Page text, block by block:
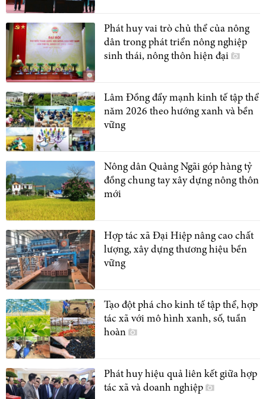
Phát huy vai trò chủ thể của nông
dân trong phát triển nông nghiệp
sinh thái, nông thôn hiện đại
Lâm Đồng đẩy mạnh kinh tế tập thể
năm 2026 theo hướng xanh và bền
vững
Nông dân Quảng Ngãi góp hàng tỷ
đồng chung tay xây dựng nông thôn
mới
Hợp tác xã Đại Hiệp nâng cao chất
lượng, xây dựng thương hiệu bền
vững
Tạo đột phá cho kinh tế tập thể, hợp
tác xã với mô hình xanh, số, tuần
hoàn
Phát huy hiệu quả liên kết giữa hợp
tác xã và doanh nghiệp